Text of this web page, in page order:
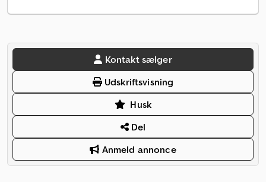
Kontakt sælger
Udskriftsvisning
Husk
Del
Anmeld annonce